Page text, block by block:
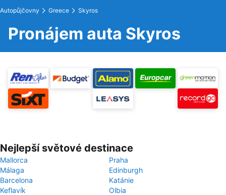
Autopůjčovny Greece Skyros
Pronájem auta Skyros
Nejlepší světové destinace
Mallorca
Praha
Málaga
Edinburgh
Barcelona
Katánie
Keflavík
Olbia